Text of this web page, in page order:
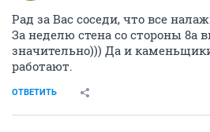
Рад за Вас соседи, что все
За неделю стена со стороны 8а
значительно))) Да и
работают.
ОТВЕТИТЬ